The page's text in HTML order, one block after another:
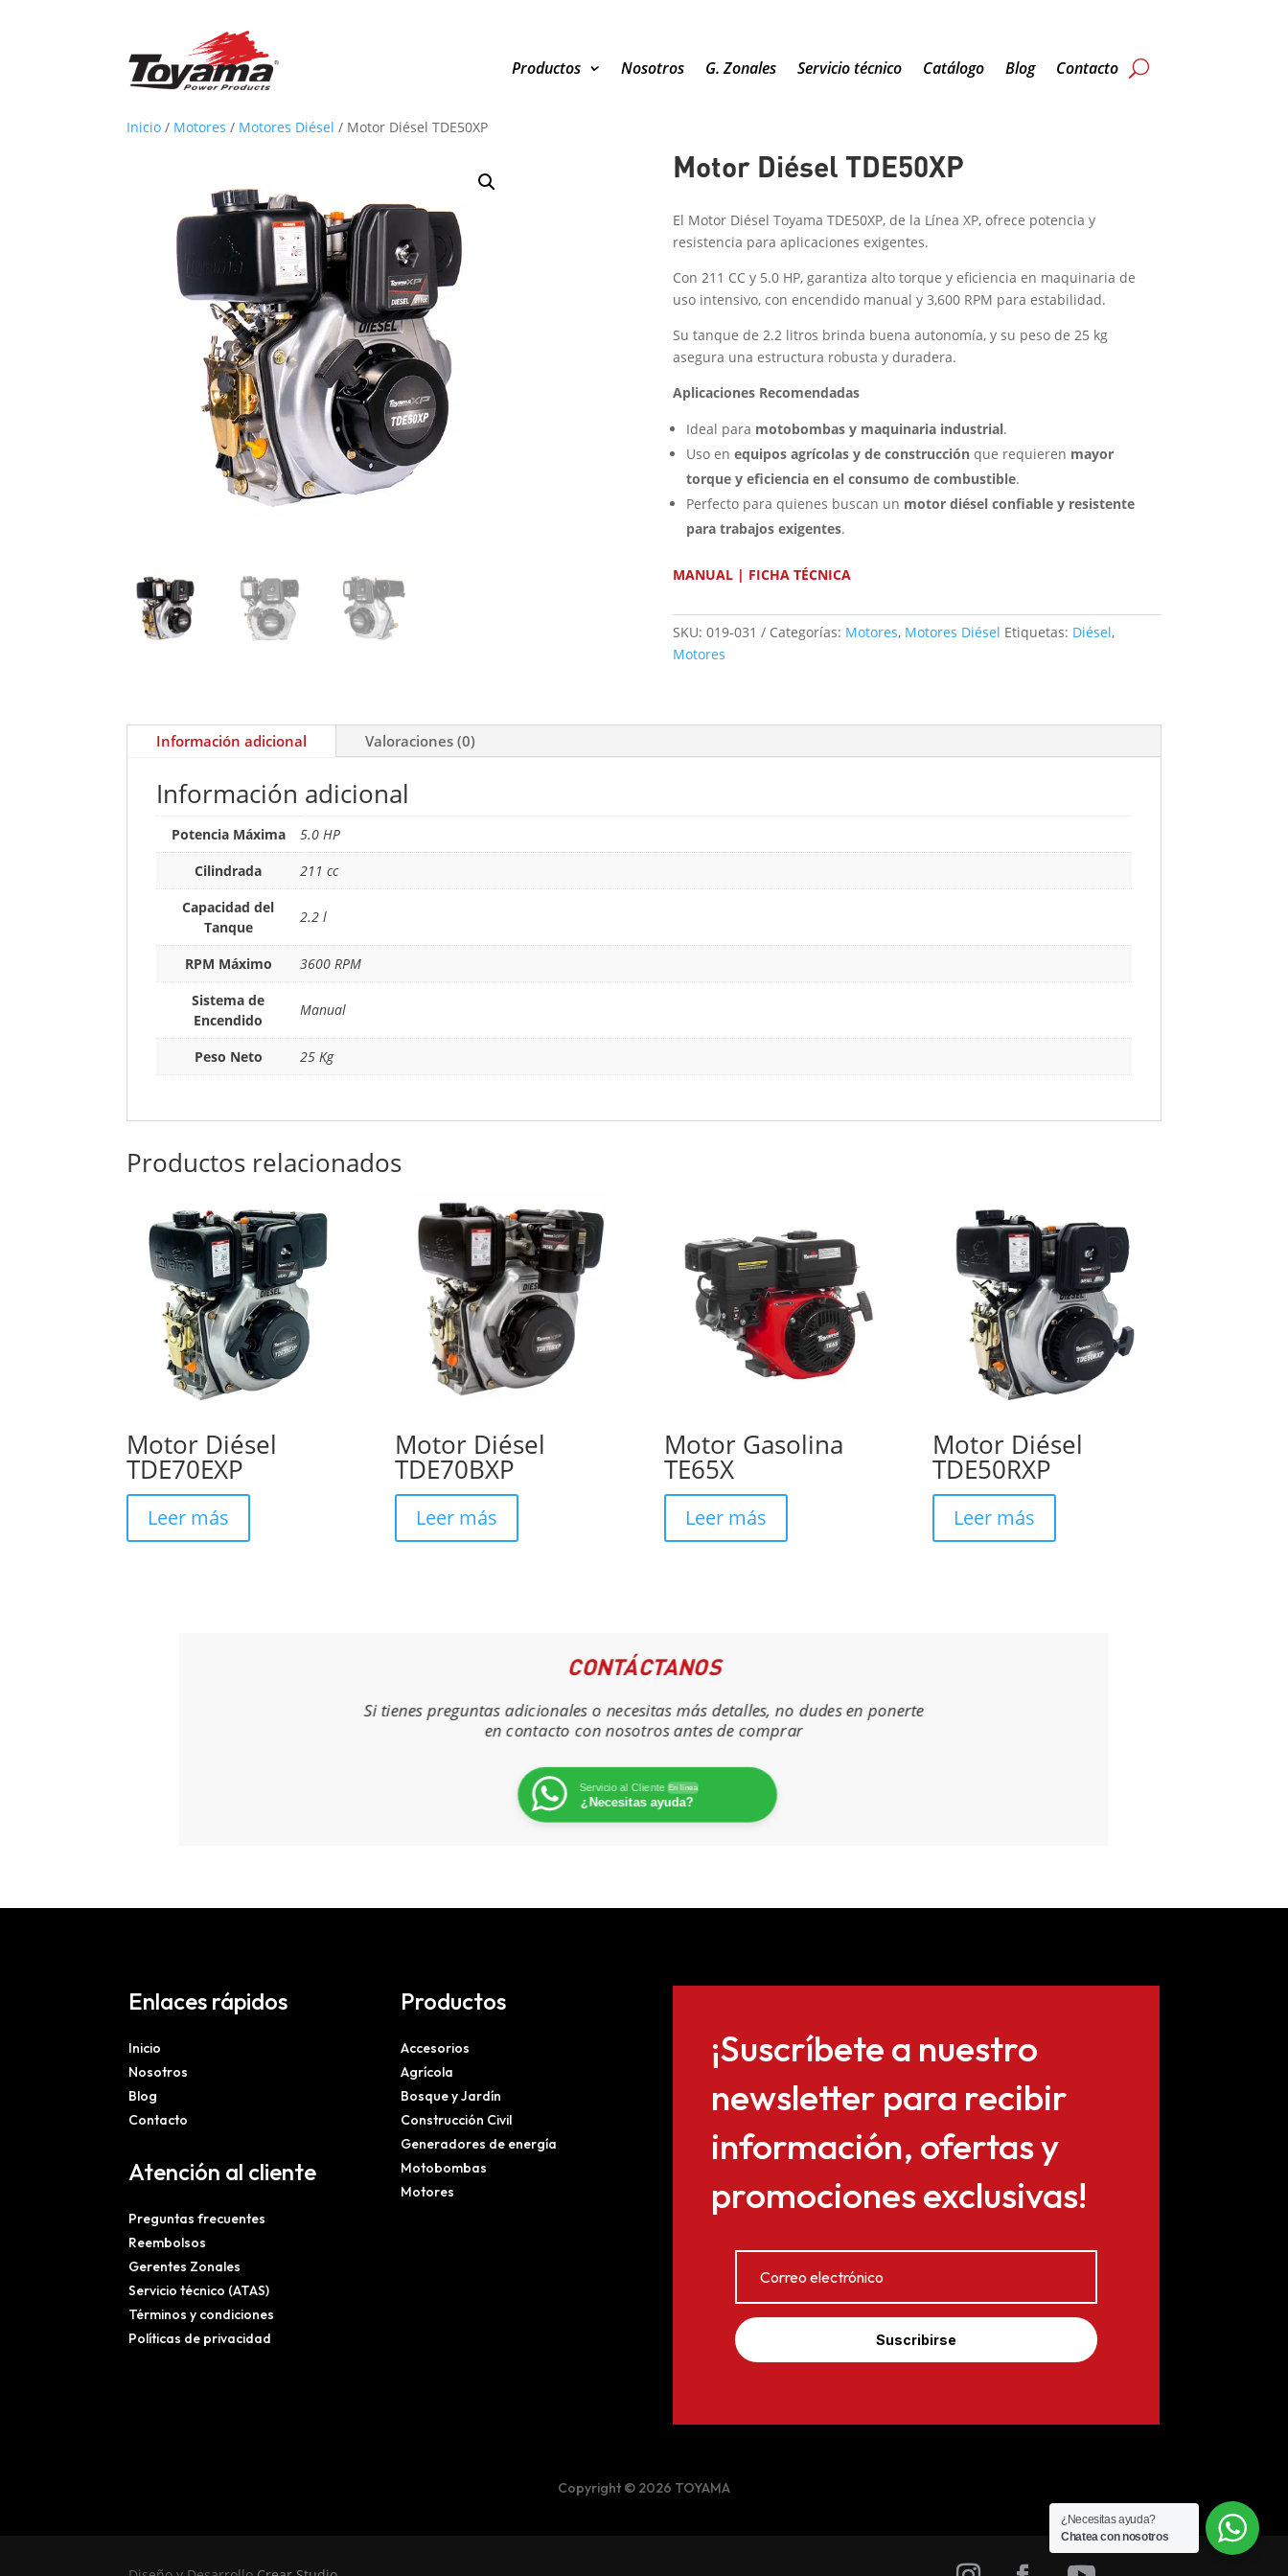
Productos Nosotros G. Zonales Servicio técnico Catálogo Blog Contacto
Inicio / Motores / Motores Diésel / Motor Diésel TDE50XP
Motor Diésel TDE50XP
El Motor Diésel Toyama TDE50XP, de la Línea XP, ofrece potencia y
resistencia para aplicaciones exigentes.
Con 211 CC y 5.0 HP, garantiza alto torque y eficiencia en maquinaria de
uso intensivo, con encendido manual y 3,600 RPM para estabilidad.
Su tanque de 2.2 litros brinda buena autonomía, y su peso de 25 kg
asegura una estructura robusta y duradera.
Aplicaciones Recomendadas
Ideal para motobombas y maquinaria industrial.
Uso en equipos agrícolas y de construcciónque requieren mayor
torque y eficiencia en el consumo de combustible.
Perfecto para quienes buscan un motor diésel confiable y resistente
para trabajos exigentes.
MANUAL | FICHA TÉCNICA
SKU: 019-031 Categorías: Motores, Motores Diésel Etiquetas: Diésel,
Motores
Información adicional Valoraciones (0)
Información adicional
Potencia Máxima
5.0 HP
Cilindrada
211 cc
Capacidad del
Tanque
2.2 l
RPM Máximo
3600 RPM
Sistema de
Encendido
Manual
Peso Neto 25 Kg
Productos relacionados
Motor Diésel
TDE70EXP
Leer más
Motor Diésel
TDE70BXP
Leer más
Motor Gasolina
TE65X
Leer más
Motor Diésel
TDE50RXP
Leer más
CONTÁCTANOS
Si tienes preguntas adicionales o necesitas más detalles, no dudes en ponerte
en contacto con nosotros antes de comprar
Servicio al Cliente En línea
¿Necesitas ayuda?
Enlaces rápidos
Inicio
Nosotros
Blog
Contacto
Atención al cliente
Preguntas frecuentes
Reembolsos
Gerentes Zonales
Servicio técnico (ATAS)
Términos y condiciones
Políticas de privacidad
Productos
Accesorios
Agrícola
Bosque y Jardín
Construcción Civil
Generadores de energía
Motobombas
Motores
¡Suscríbete a nuestro
newsletter para recibir
información, ofertas y
promociones exclusivas!
Suscribirse
Copyright © 2026 TOYAMA
¿Necesitas ayuda?
Chatea con nosotros